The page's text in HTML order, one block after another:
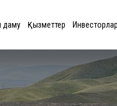
даму Қызметтер